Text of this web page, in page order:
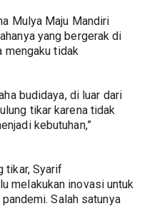
Mulya Maju Mandiri
yang bergerak di
mengaku tidak
budidaya, di luar dari
tikar karena tidak
kebutuhan,”
tikar, Syarif
melakukan inovasi untuk
Salah satunya